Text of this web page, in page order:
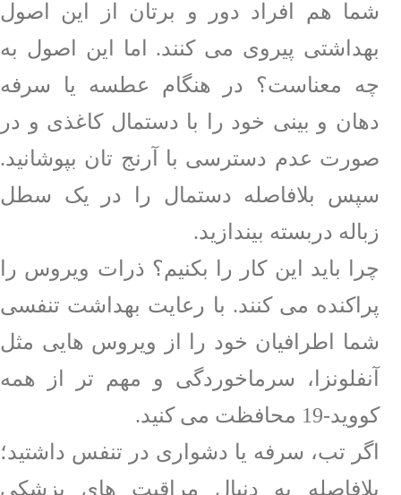
شما هم افراد دور و برتان از این اصول
بهداشتی پیروی می کنند. اما این اصول به
چه معناست؟ در هنگام عطسه یا سرفه
دهان و بینی خود را با دستمال کاغذی و در
صورت عدم دسترسی با آرنج تان بپوشانید.
سپس بلافاصله دستمال را در یک سطل
زباله دربسته بیندازید.
چرا باید این کار را بکنیم؟ ذرات ویروس را
پراکنده می کنند. با رعایت بهداشت تنفسی
شما اطرافیان خود را از ویروس هایی مثل
آنفلونزا، سرماخوردگی و مهم تر از همه
کووید-19 محافظت می کنید.
اگر تب، سرفه یا دشواری در تنفس داشتید؛
بلافاصله به دنبال مراقبت های پزشکی